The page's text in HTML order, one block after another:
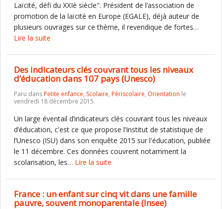
Laïcité, défi du XXIè siècle". Président de l’association de
promotion de la laïcité en Europe (EGALE), déjà auteur de
plusieurs ouvrages sur ce thème, il revendique de fortes…
Lire la suite
Des indicateurs clés couvrant tous les niveaux
d’éducation dans 107 pays (Unesco)
Paru dansPetite enfance, Scolaire, Périscolaire, Orientation le
vendredi 18 décembre 2015.
Un large éventail d’indicateurs clés couvrant tous les niveaux
d’éducation, c'est ce que propose l’Institut de statistique de
l’Unesco (ISU) dans son enquête 2015 sur l'éducation, publiée
le 11 décembre. Ces données couvrent notamment la
scolarisation, les… Lire la suite
France : un enfant sur cinq vit dans une famille
pauvre, souvent monoparentale (Insee)